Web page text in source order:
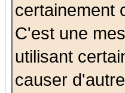
certainement
C'est une
utilisant
causer